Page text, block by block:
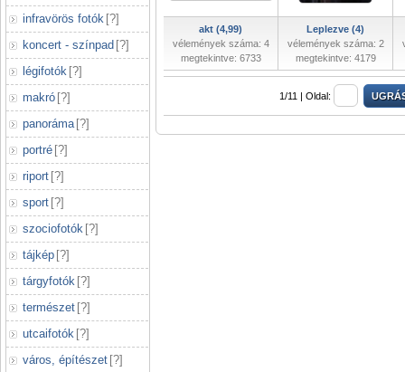
infravörös fotók [?]
koncert - színpad [?]
légifotók [?]
makró [?]
panoráma [?]
portré [?]
riport [?]
sport [?]
szociofotók [?]
tájkép [?]
tárgyfotók [?]
természet [?]
utcaifotók [?]
város, építészet [?]
akt (4,99)
vélemények száma: 4
megtekintve: 6733
Leplezve (4)
vélemények száma: 2
megtekintve: 4179
1/11 | Oldal: